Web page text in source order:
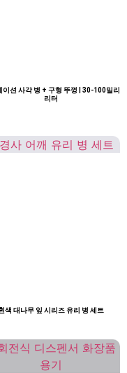
이션 사각 병 + 구형 뚜껑 | 30-100밀리
리터
색 대나무 잎 시리즈 유리 병 세트